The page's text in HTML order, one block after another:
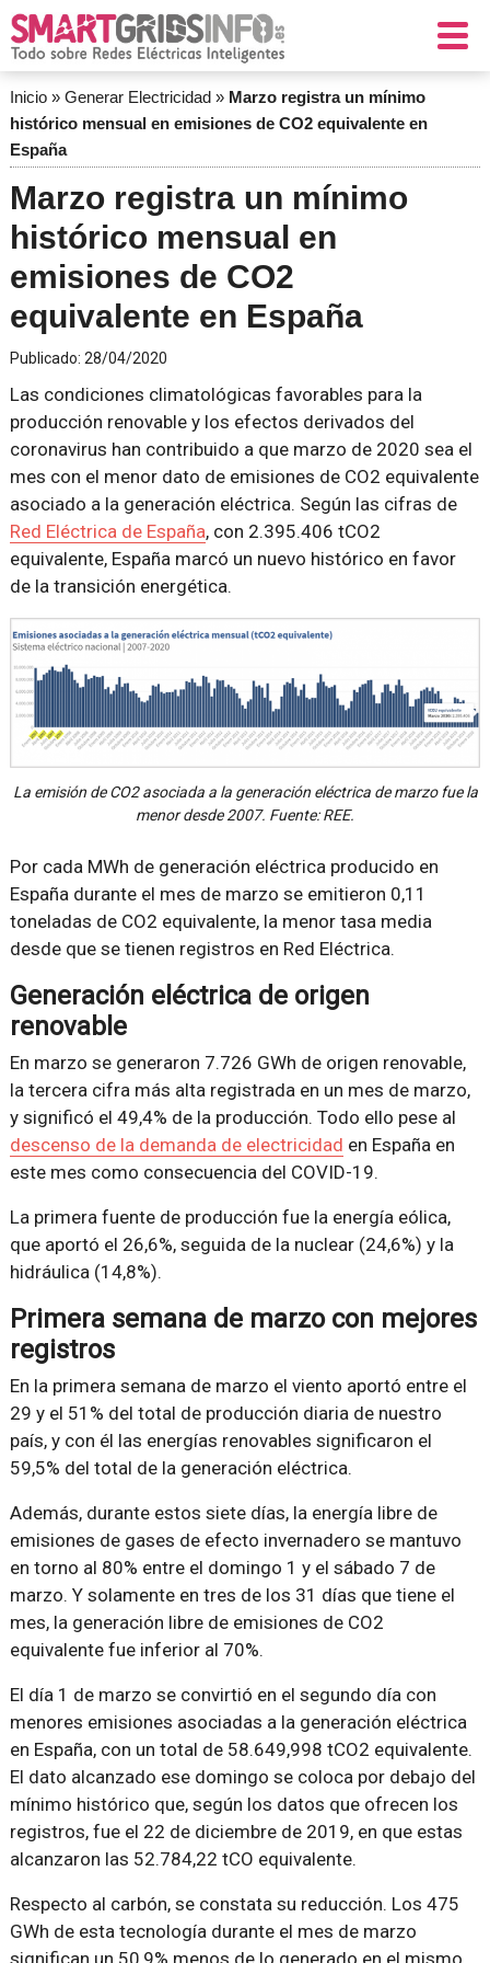
Inicio» Generar Electricidad» Marzo registra un mínimo
histórico mensual en emisiones de CO2 equivalente en
España
Marzo registra un mínimo
histórico mensual en
emisiones de CO2
equivalente en España
Publicado: 28/04/2020
Las condiciones climatológicas favorables para la
producción renovable y los efectos derivados del
coronavirus han contribuido a que marzo de 2020 sea el
mes con el menor dato de emisiones de CO2 equivalente
asociado a la generación eléctrica. Según las cifras de
Red Eléctrica de España, con 2.395.406 tCO2
equivalente, España marcó un nuevo histórico en favor
de la transición energética.
La emisión de CO2 asociada a la generación eléctrica de marzo fue la
menor desde 2007. Fuente: REE.
Por cada MWh de generación eléctrica producido en
España durante el mes de marzo se emitieron 0,11
toneladas de CO2 equivalente, la menor tasa media
desde que se tienen registros en Red Eléctrica.
Generación eléctrica de origen
renovable
En marzo se generaron 7.726 GWh de origen renovable,
la tercera cifra más alta registrada en un mes de marzo,
y significó el 49,4% de la producción. Todo ello pese al
descenso de la demanda de electricidad en España en
este mes como consecuencia del COVID-19.
La primera fuente de producción fue la energía eólica,
que aportó el 26,6%, seguida de la nuclear (24,6%) y la
hidráulica (14,8%).
Primera semana de marzo con mejores
registros
En la primera semana de marzo el viento aportó entre el
29 y el 51% del total de producción diaria de nuestro
país, y con él las energías renovables significaron el
59,5% del total de la generación eléctrica.
Además, durante estos siete días, la energía libre de
emisiones de gases de efecto invernadero se mantuvo
en torno al 80% entre el domingo 1 y el sábado 7 de
marzo. Y solamente en tres de los 31 días que tiene el
mes, la generación libre de emisiones de CO2
equivalente fue inferior al 70%.
El día 1 de marzo se convirtió en el segundo día con
menores emisiones asociadas a la generación eléctrica
en España, con un total de 58.649,998 tCO2 equivalente.
El dato alcanzado ese domingo se coloca por debajo del
mínimo histórico que, según los datos que ofrecen los
registros, fue el 22 de diciembre de 2019, en que estas
alcanzaron las 52.784,22 tCO equivalente.
Respecto al carbón, se constata su reducción. Los 475
GWh de esta tecnología durante el mes de marzo